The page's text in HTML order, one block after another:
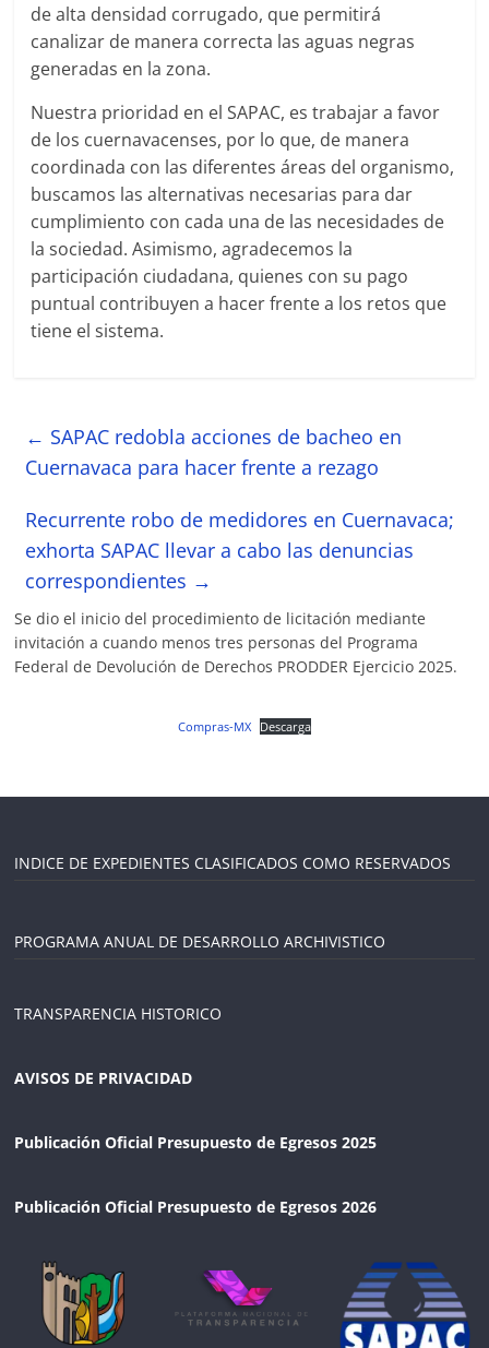
de alta densidad corrugado, que permitirá
canalizar de manera correcta las aguas negras
generadas en la zona.
Nuestra prioridad en el SAPAC, es trabajar a favor
de los cuernavacenses, por lo que, de manera
coordinada con las diferentes áreas del organismo,
buscamos las alternativas necesarias para dar
cumplimiento con cada una de las necesidades de
la sociedad. Asimismo, agradecemos la
participación ciudadana, quienes con su pago
puntual contribuyen a hacer frente a los retos que
tiene el sistema.
← SAPAC redobla acciones de bacheo en
Cuernavaca para hacer frente a rezago
Recurrente robo de medidores en Cuernavaca;
exhorta SAPAC llevar a cabo las denuncias
correspondientes →
Se dio el inicio del procedimiento de licitación mediante
invitación a cuando menos tres personas del Programa
Federal de Devolución de Derechos PRODDER Ejercicio 2025.
Compras-MX Descarga
INDICE DE EXPEDIENTES CLASIFICADOS COMO RESERVADOS
PROGRAMA ANUAL DE DESARROLLO ARCHIVISTICO
TRANSPARENCIA HISTORICO
AVISOS DE PRIVACIDAD
Publicación Oficial Presupuesto de Egresos 2025
Publicación Oficial Presupuesto de Egresos 2026